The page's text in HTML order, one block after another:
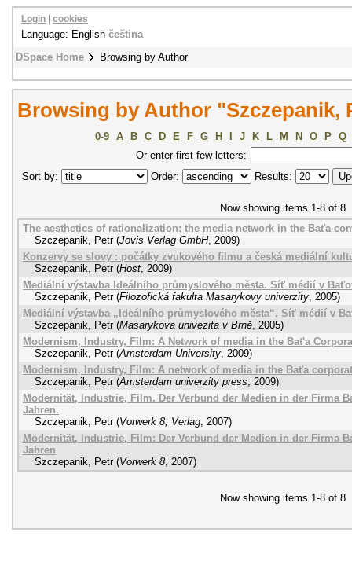
DSpace Home Browsing by Author
Login cookies
Language: English čeština
Browsing by Author "Szczepanik,
0-9 A B C D E F G H J K L M N O P
Q
Or enter first few letters:
Sort by:
Order: Results:
Now showing items 1-8 of 8
The aesthetics of rationalization: the media network in the Baťa
Szczepanik, Petr (Jovis Verlag GmbH, 2009)
Konzervy se slovy : počátky zvukového filmu a česká mediální
Szczepanik, Petr (Host, 2009)
Mediální výstavba Ideálního průmyslového města. Síť médií v
Szczepanik, Petr (Filozofická fakulta Masarykovy univerzity, 2005)
Mediální výstavba „Ideálního průmyslového města“. Síť médií v
Szczepanik, Petr (Masarykova univezita v Brně, 2005)
Modernism, Industry, Film: A Network of media in the Bat'a
Szczepanik, Petr (Amsterdam University, 2009)
Modernism, Industry, Film: A network of media in the Baťa
Szczepanik, Petr (Amsterdam univerzity press, 2009)
Modernität, Industrie, Film. Der Verbund der Medien in der Firma
Jahren.
Szczepanik, Petr (Vorwerk 8, Verlag, 2007)
Modernität, Industrie, Film: Der Verbund der Medien in der Firma
Jahren
Szczepanik, Petr (Vorwerk 8, 2007)
Now showing items 1-8 of 8